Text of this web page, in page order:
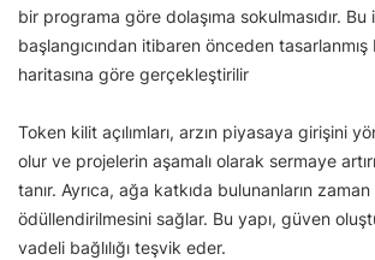
bir programa göre dolaşıma sokulmasıdır.
başlangıcından itibaren önceden
haritasına göre gerçekleştirilir
Token kilit açılımları, arzın piyasaya girişini
olur ve projelerin aşamalı olarak sermaye
tanır. Ayrıca, ağa katkıda bulunanların
ödüllendirilmesini sağlar. Bu yapı, güven
vadeli bağlılığı teşvik eder.